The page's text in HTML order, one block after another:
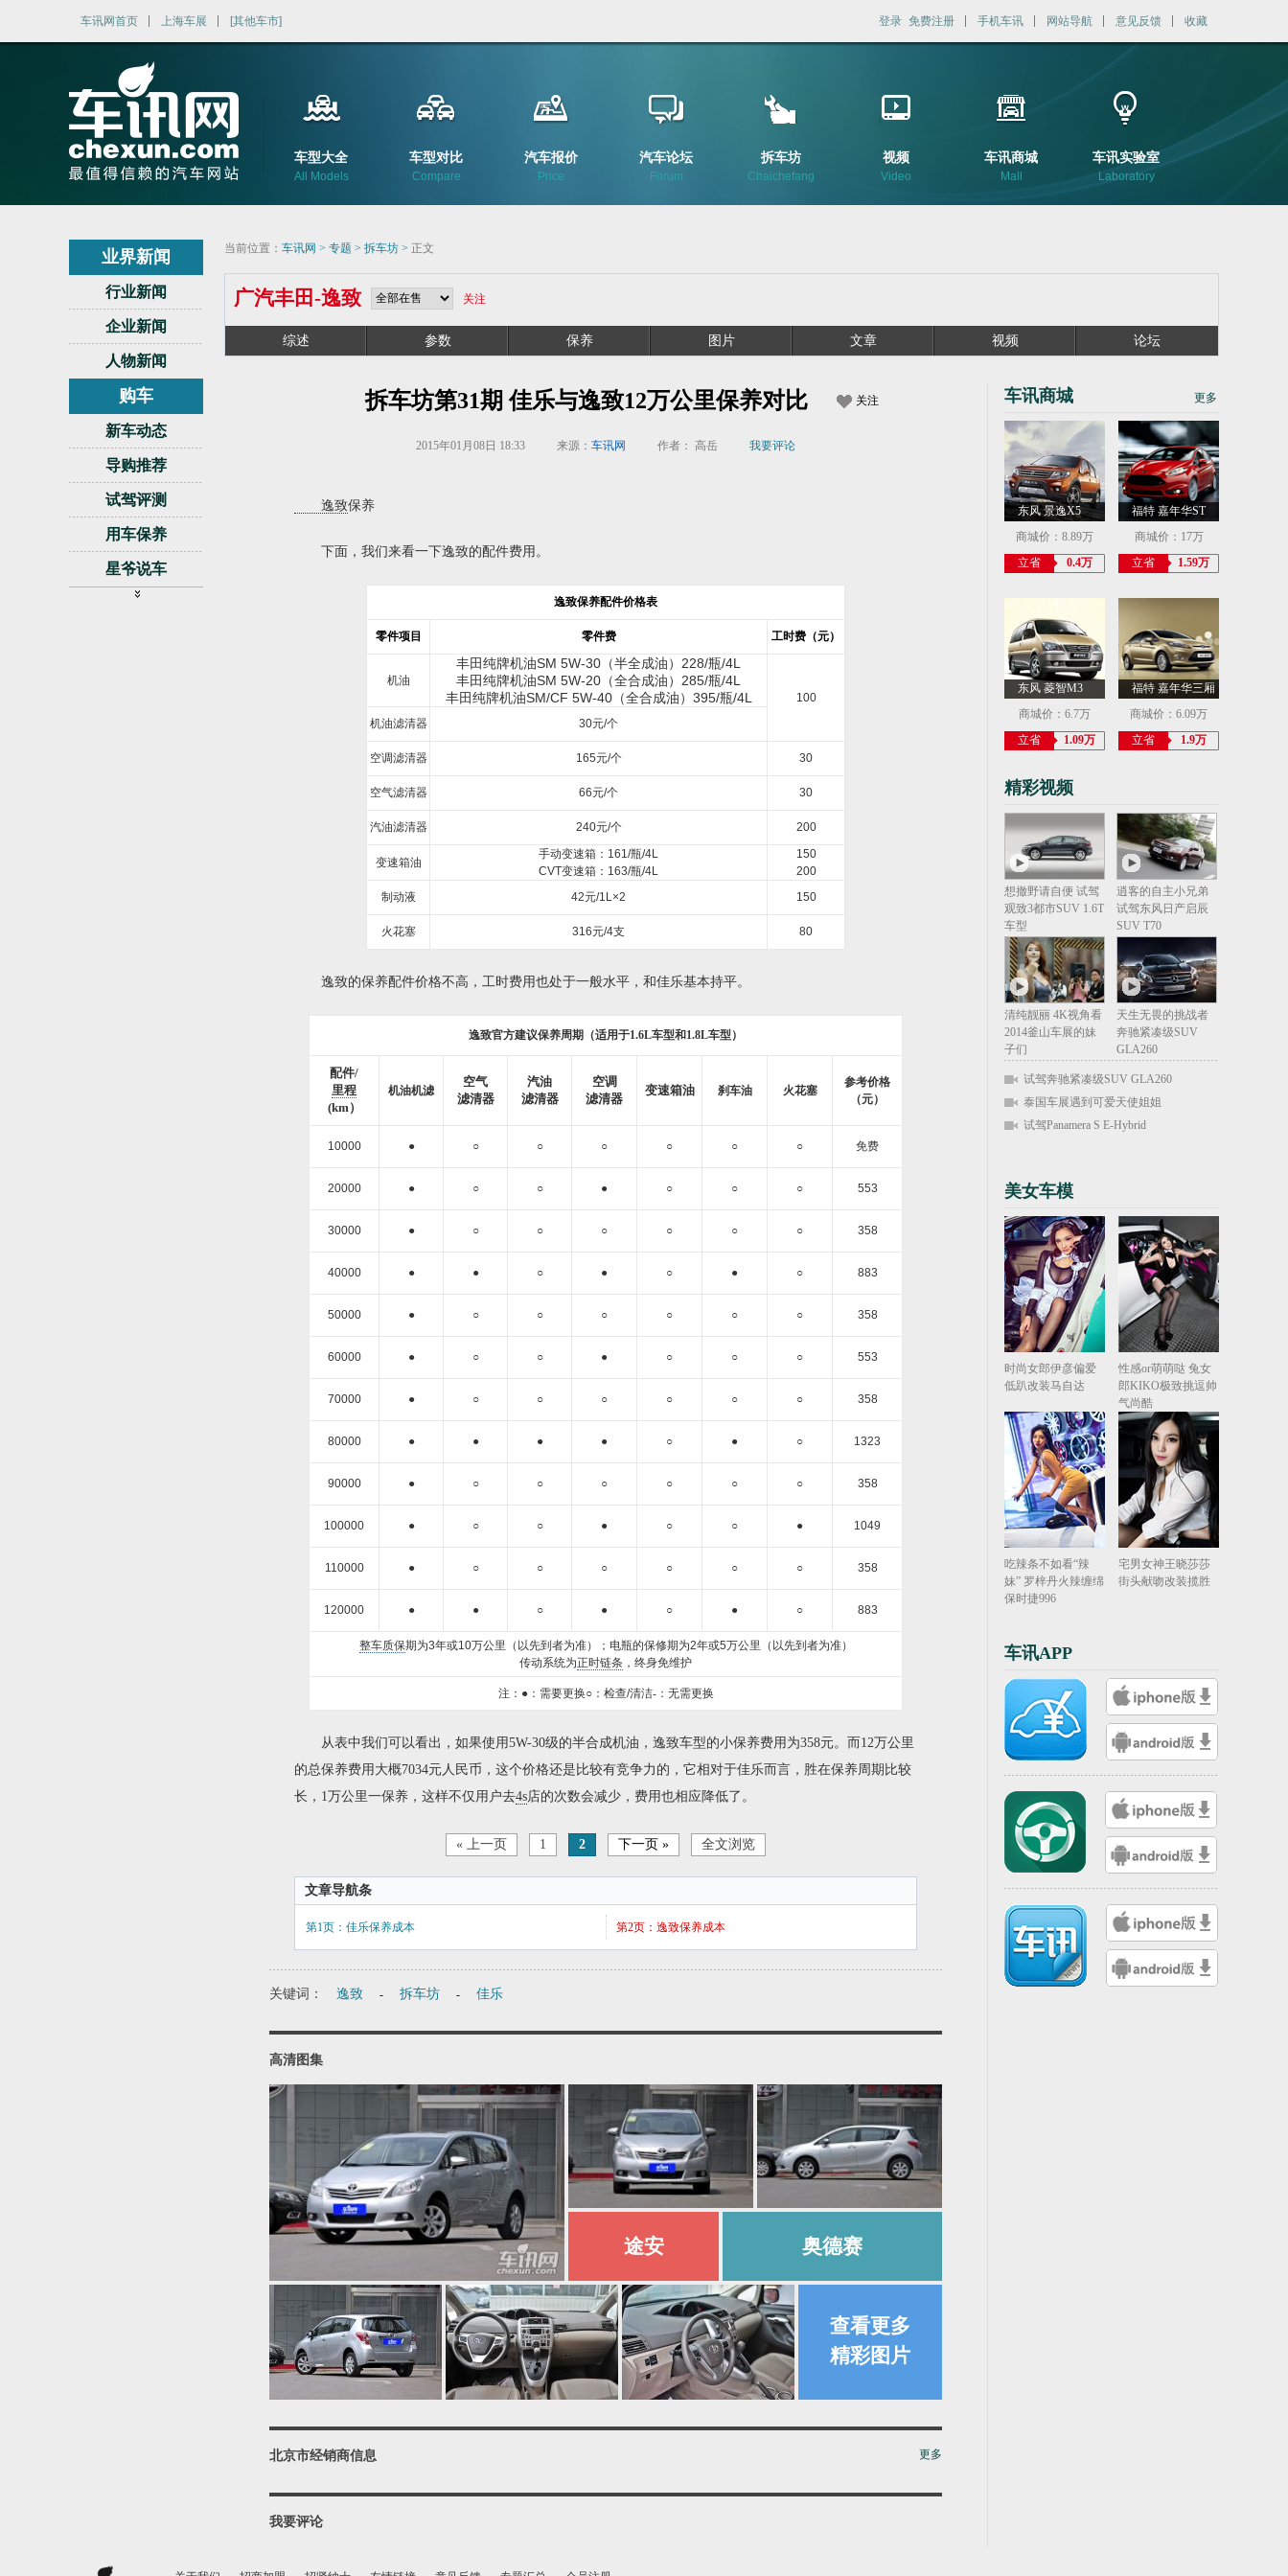
车讯网首页 上海车展 [其他车市] 登录 免费注册 手机车讯 网站导航 意见反馈 收藏
车型大全
All Models
车型对比
Compare
汽车报价
Price
汽车论坛
Forum
拆车坊
Chaichefang
视频
Video
车讯商城
Mall
车讯实验室
Laboratory
业界新闻
行业新闻
企业新闻
人物新闻
购车
新车动态
导购推荐
试驾评测
用车保养
星爷说车
视频
当前位置： 车讯网 > 专题 > 拆车坊 > 正文
广汽丰田-逸致 关注
综述 参数 保养 图片 文章 视频 论坛
拆车坊第31期 佳乐与逸致12万公里保养对比 关注
2015年01月08日 18:33 来源： 车讯网 作者： 高岳 我要评论
逸致保养
下面，我们来看一下逸致的配件费用。
逸致保养配件价格表
零件项目 零件费 工时费（元）
机油
丰田纯牌机油SM 5W-30（半全成油）228/瓶/4L
丰田纯牌机油SM 5W-20（全合成油）285/瓶/4L
丰田纯牌机油SM/CF 5W-40（全合成油）395/瓶/4L
100
机油滤清器
30元/个
空调滤清器 165元/个 30
空气滤清器 66元/个 30
汽油滤清器 240元/个 200
变速箱油
手动变速箱：161/瓶/4L
CVT变速箱：163/瓶/4L
150
200
制动液
42元/1L×2 150
火花塞 316元/4支 80
逸致的保养配件价格不高，工时费用也处于一般水平，和佳乐基本持平。
逸致官方建议保养周期（适用于1.6L车型和1.8L车型）
配件/
里程
(km）
机油机滤
空气
滤清器
汽油
滤清器
空调
滤清器
变速箱油 刹车油 火花塞
参考价格
（元）
10000 ● ○ ○ ○ ○ ○ ○ 免费
20000 ● ○ ○ ● ○ ○ ○ 553
30000 ● ○ ○ ○ ○ ○ ○ 358
40000 ● ● ○ ● ○ ● ○ 883
50000 ● ○ ○ ○ ○ ○ ○ 358
60000 ● ○ ○ ● ○ ○ ○ 553
70000 ● ○ ○ ○ ○ ○ ○ 358
80000 ● ● ● ● ○ ● ○ 1323
90000 ● ○ ○ ○ ○ ○ ○ 358
100000 ● ○ ○ ● ○ ○ ● 1049
110000 ● ○ ○ ○ ○ ○ ○ 358
120000 ● ● ○ ● ○ ● ○ 883
整车质保期为3年或10万公里（以先到者为准）；电瓶的保修期为2年或5万公里（以先到者为准）
传动系统为正时链条 ，终身免维护
注：●：需要更换○：检查/清洁-：无需更换
从表中我们可以看出，如果使用5W-30级的半合成机油，逸致车型的小保养费用为358元。而12万公里
的总保养费用大概7034元人民币，这个价格还是比较有竞争力的，它相对于佳乐而言，胜在保养周期比较
长，1万公里一保养，这样不仅用户去4s店的次数会减少，费用也相应降低了。
« 上一页 1 2 下一页 » 全文浏览
文章导航条
第1页：佳乐保养成本 第2页：逸致保养成本
关键词： 逸致 - 拆车坊 - 佳乐
高清图集
途安 奥德赛
查看更多
精彩图片
更多
北京市经销商信息
我要评论
更多
车讯商城
东风 景逸X5
商城价：8.89万
立省
0.4万
福特 嘉年华ST
商城价：17万
立省
1.59万
东风 菱智M3
商城价：6.7万
立省
1.09万
福特 嘉年华三厢
商城价：6.09万
立省
1.9万
精彩视频
想撤野请自便 试驾
观致3都市SUV 1.6T
车型
逍客的自主小兄弟
试驾东风日产启辰
SUV T70
清纯靓丽 4K视角看
2014釜山车展的妹
子们
天生无畏的挑战者
奔驰紧凑级SUV
GLA260
试驾奔驰紧凑级SUV GLA260
泰国车展遇到可爱天使姐姐
试驾Panamera S E-Hybrid
美女车模
时尚女郎伊彦偏爱
低趴改装马自达
性感or萌萌哒 兔女
郎KIKO极致挑逗帅
气尚酷
吃辣条不如看“辣
妹” 罗梓丹火辣缠绵
保时捷996
宅男女神王晓莎莎
街头献吻改装揽胜
车讯APP